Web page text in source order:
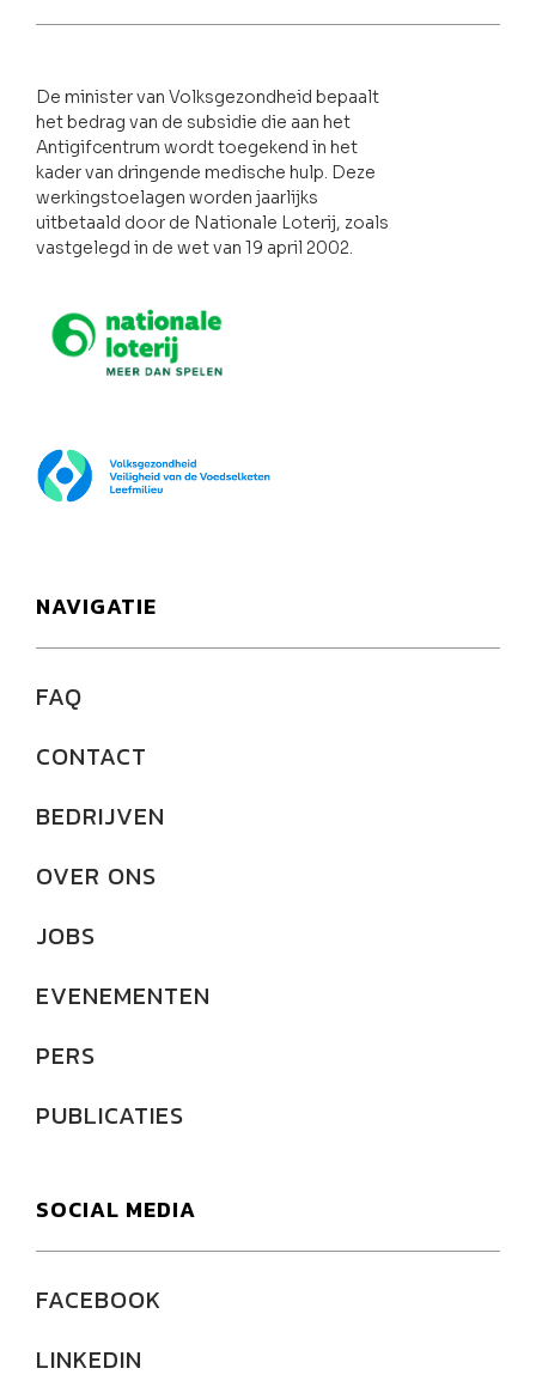
De minister van Volksgezondheid bepaalt
het bedrag van de subsidie die aan het
Antigifcentrum wordt toegekend in het
kader van dringende medische hulp. Deze
werkingstoelagen worden jaarlijks
uitbetaald door de Nationale Loterij, zoals
vastgelegd in de wet van 19 april 2002.
Nationale loterij
NAVIGATIE
FAQ
CONTACT
BEDRIJVEN
OVER ONS
JOBS
EVENEMENTEN
PERS
PUBLICATIES
SOCIAL MEDIA
FACEBOOK
LINKEDIN